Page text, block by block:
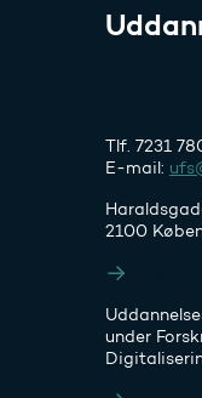
Tlf. 7231
E-mail:
2100
under